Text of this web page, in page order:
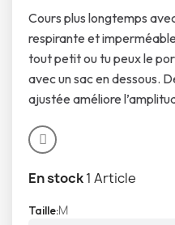
Cours plus longtemps
respirante et
tout petit ou tu peux le
avec un sac en dessous.
ajustée améliore
En stock1 Article
Taille M